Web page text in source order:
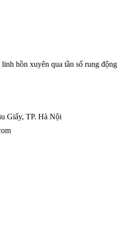
hồn xuyên qua tần số rung động
Giấy, TP. Hà Nội